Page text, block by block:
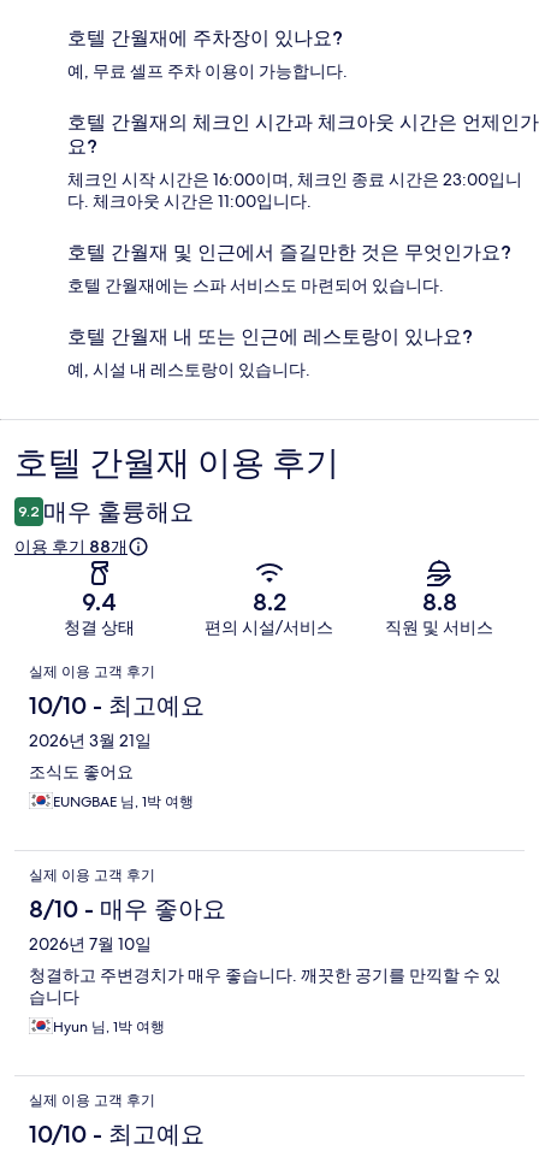
호텔 간월재에 주차장이 있나요?
예, 무료 셀프 주차 이용이 가능합니다.
호텔 간월재의 체크인 시간과 체크아웃 시간은 언제인가
요?
체크인 시작 시간은 16:00이며, 체크인 종료 시간은 23:00입니
다. 체크아웃 시간은 11:00입니다.
호텔 간월재 및 인근에서 즐길만한 것은 무엇인가요?
호텔 간월재에는 스파 서비스도 마련되어 있습니다.
호텔 간월재 내 또는 인근에 레스토랑이 있나요?
예, 시설 내 레스토랑이 있습니다.
이
용
후
호텔 간월재 이용 후기
9.2 매우 훌륭해요
이용 후기 88개
9.4
청결 상태
8.2
편의 시설/서비스
8.8
직원 및 서비스
이
용
후
기
실제 이용 고객 후기
10/10 - 최고예요
2026년 3월 21일
조식도 좋어요
EUNGBAE 님, 1박 여행
실제 이용 고객 후기
8/10 - 매우 좋아요
2026년 7월 10일
청결하고 주변경치가 매우 좋습니다. 깨끗한 공기를 만끽할 수 있
습니다
Hyun 님, 1박 여행
실제 이용 고객 후기
10/10 - 최고예요